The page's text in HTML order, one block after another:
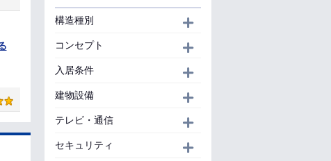
構造種別
コンセプト
入居条件
建物設備
テレビ・通信
セキュリティ